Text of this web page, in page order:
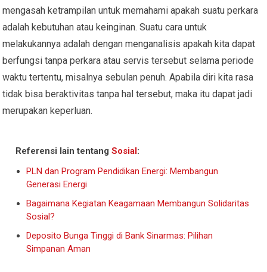
mengasah ketrampilan untuk memahami apakah suatu perkara
adalah kebutuhan atau keinginan. Suatu cara untuk
melakukannya adalah dengan menganalisis apakah kita dapat
berfungsi tanpa perkara atau servis tersebut selama periode
waktu tertentu, misalnya sebulan penuh. Apabila diri kita rasa
tidak bisa beraktivitas tanpa hal tersebut, maka itu dapat jadi
merupakan keperluan.
Referensi lain tentangSosial:
PLN dan Program Pendidikan Energi: Membangun
Generasi Energi
Bagaimana Kegiatan Keagamaan Membangun Solidaritas
Sosial?
Deposito Bunga Tinggi di Bank Sinarmas: Pilihan
Simpanan Aman